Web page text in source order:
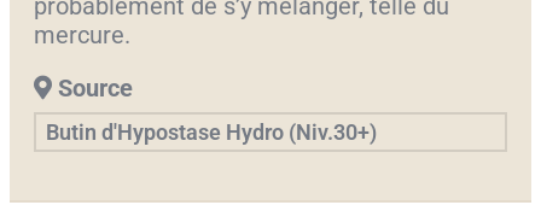
probablement de s’y mélanger, telle du
mercure.
Source
Butin d'Hypostase Hydro (Niv.30+)